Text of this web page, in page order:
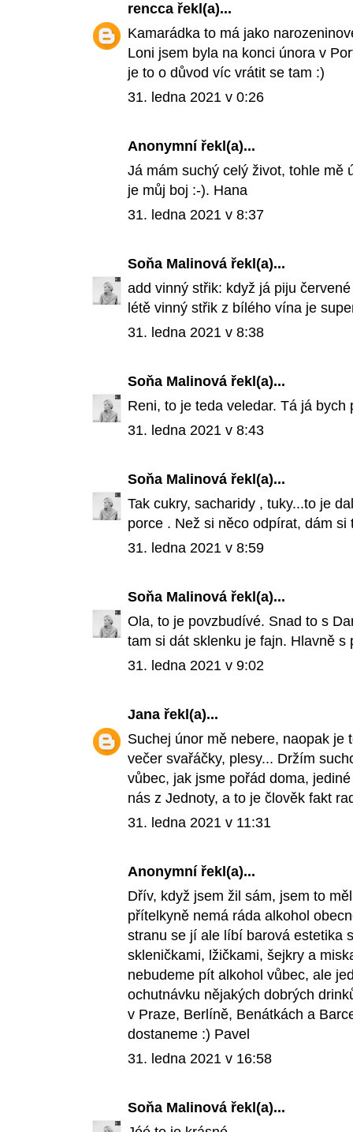
rencca řekl(a)...
Kamarádka to má jako
Loni jsem byla na konci února v
je to o důvod víc vrátit se tam :)
31. ledna 2021 v 0:26
Anonymní řekl(a)...
Já mám suchý celý život, tohle mě
je můj boj :-). Hana
31. ledna 2021 v 8:37
Soňa Malinová řekl(a)...
add vinný střik: když já piju
létě vinný střik z bílého vína je
31. ledna 2021 v 8:38
Soňa Malinová řekl(a)...
Reni, to je teda veledar. Tá já
31. ledna 2021 v 8:43
Soňa Malinová řekl(a)...
Tak cukry, sacharidy , tuky...to je
porce . Než si něco odpírat, dám
31. ledna 2021 v 8:59
Soňa Malinová řekl(a)...
Ola, to je povzbudívé. Snad to s
tam si dát sklenku je fajn. Hlavně s
31. ledna 2021 v 9:02
Jana řekl(a)...
Suchej únor mě nebere, naopak je
večer svařáčky, plesy... Držím
vůbec, jak jsme pořád doma,
nás z Jednoty, a to je člověk fakt
31. ledna 2021 v 11:31
Anonymní řekl(a)...
Dřív, když jsem žil sám, jsem to
přítelkyně nemá ráda alkohol
stranu se jí ale líbí barová estetika
skleničkami, lžičkami, šejkry a
nebudeme pít alkohol vůbec, ale
ochutnávku nějakých dobrých
v Praze, Berlíně, Benátkách a
dostaneme :) Pavel
31. ledna 2021 v 16:58
Soňa Malinová řekl(a)...